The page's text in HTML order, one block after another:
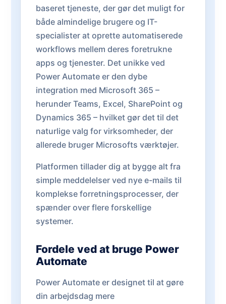
baseret tjeneste, der gør det muligt for
både almindelige brugere og IT-
specialister at oprette automatiserede
workflows mellem deres foretrukne
apps og tjenester. Det unikke ved
Power Automate er den dybe
integration med Microsoft 365 –
herunder Teams, Excel, SharePoint og
Dynamics 365 – hvilket gør det til det
naturlige valg for virksomheder, der
allerede bruger Microsofts værktøjer.
Platformen tillader dig at bygge alt fra
simple meddelelser ved nye e-mails til
komplekse forretningsprocesser, der
spænder over flere forskellige
systemer.
Fordele ved at bruge Power
Automate
Power Automate er designet til at gøre
din arbejdsdag mere